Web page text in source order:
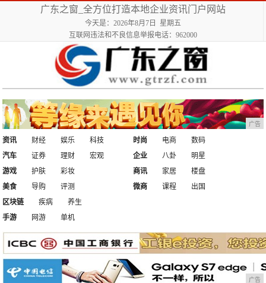
广东之窗_全方位打造本地企业资讯门户网站
今天是：2026年8月7日 星期五
互联网违法和不良信息举报电话：962000
广告
资讯 财经 娱乐
科技
汽车
证券 理财 宏观
时尚 电商
数码
企业
八卦
明星
游戏
护肤
彩妆
美食
导购 评测
商讯 家居
楼盘
微商
课程
出国
区块链
疾病
养生
手游
网游 单机
广告